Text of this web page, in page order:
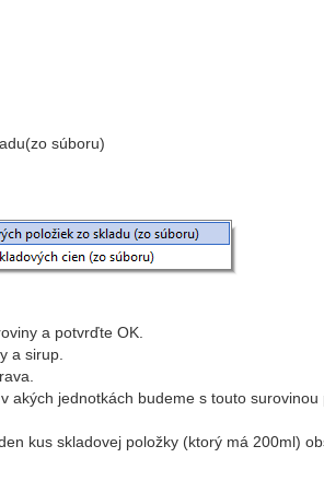
súboru)
a potvrďte OK.
a sirup.
akých jednotkách budeme s touto surovinou
kus skladovej položky (ktorý má 200ml)